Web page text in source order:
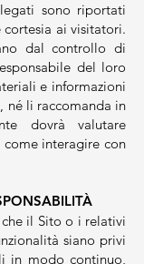
sono riportati
cortesia ai visitatori.
dal controllo di
del loro
e informazioni
né li raccomanda in
dovrà valutare
come interagire con
il Sito o i relativi
siano privi
in modo continuo,